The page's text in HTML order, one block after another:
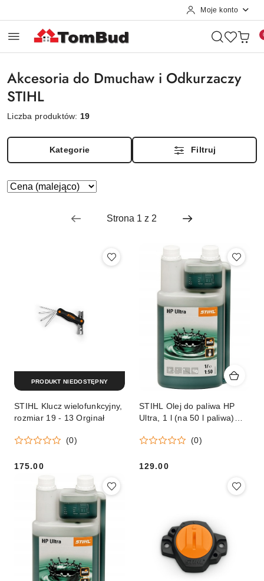
Moje konto
Akcesoria do Dmuchaw i Odkurzaczy
STIHL
Liczba produktów: 19
Kategorie Filtruj
Zastosowano sortowanie: Cena (malejąco).
Sortuj
STIHL Klucz wielofunkcyjny,
rozmiar 19 - 13 Orginał
(0)
175.00
PRODUKT NIEDOSTĘPNY
STIHL Olej do paliwa HP
Ultra, 1 l (na 50 l paliwa)
(0)
129.00